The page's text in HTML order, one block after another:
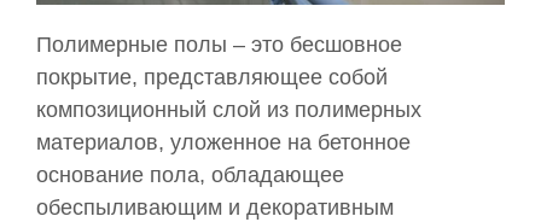
Полимерные полы – это бесшовное
покрытие, представляющее собой
композиционный слой из полимерных
материалов, уложенное на бетонное
основание пола, обладающее
обеспыливающим и декоративным